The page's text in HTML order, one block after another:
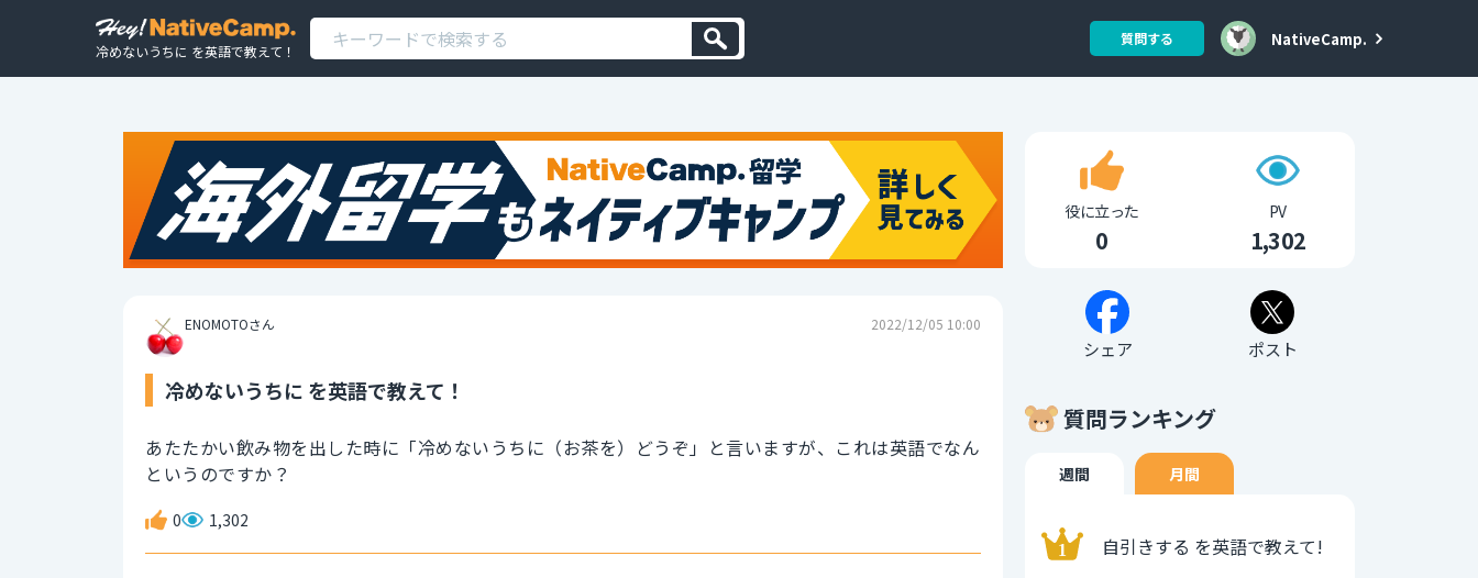
冷めないうちに を英語で教えて！
質問する NativeCamp.
ENOMOTOさん 2022/12/05 10:00
冷めないうちに を英語で教えて！
あたたかい飲み物を出した時に「冷めないうちに（お茶を）どうぞ」と言いますが、これは英語でなん
というのですか？
0 1,302
役に立った
0
PV
1,302
シェア ポスト
質問ランキング
週間 月間
自引きする を英語で教えて!